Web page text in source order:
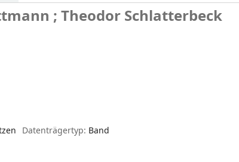
; Theodor Schlatterbeck
Datenträgertyp: Band